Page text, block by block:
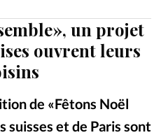
un projet
ouvrent leurs
de «Fêtons Noël
suisses et de Paris sont